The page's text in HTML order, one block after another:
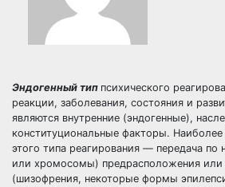
Эндогенный тип психического
реакции, заболевания, состояния и
являются внутренние (эндогенные),
конституциональные факторы.
этого типа реагирования — передача по
или хромосомы) предрасположения или
(шизофрения, некоторые формы